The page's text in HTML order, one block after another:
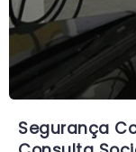
Segurança